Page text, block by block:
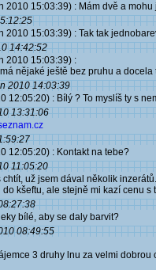
2010 15:03:39) : Mám dvě a
2010 15:03:39) : Tak tak
14:42:52
2010 15:03:39) :
nějaké ještě bez pruhu a docela
2010 14:03:39
12:05:20) : Bílý ? To myslíš ty s
13:31:06
12:05:20) : Kontakt na tebe?
11:05:20
už jsem dával několik
kšeftu, ale stejně mi kazí cenu s
bílé, aby se daly barvit?
08:49:55
3 druhy lnu za velmi dobrou